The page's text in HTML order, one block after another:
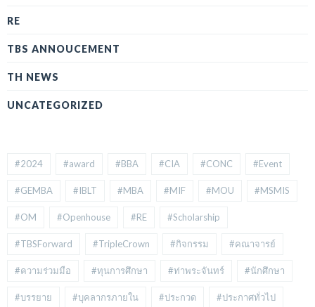
RE
TBS ANNOUCEMENT
TH NEWS
UNCATEGORIZED
#2024 #award #BBA #CIA #CONC #Event
#GEMBA #IBLT #MBA #MIF #MOU #MSMIS
#OM #Openhouse #RE #Scholarship
#TBSForward #TripleCrown #กิจกรรม #คณาจารย์
#ความร่วมมือ #ทุนการศึกษา #ท่าพระจันทร์ #นักศึกษา
#บรรยาย #บุคลากรภายใน #ประกวด #ประกาศทั่วไป